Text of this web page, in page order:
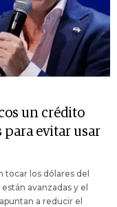
un crédito
evitar usar
tocar los dólares del
avanzadas y el
a reducir el